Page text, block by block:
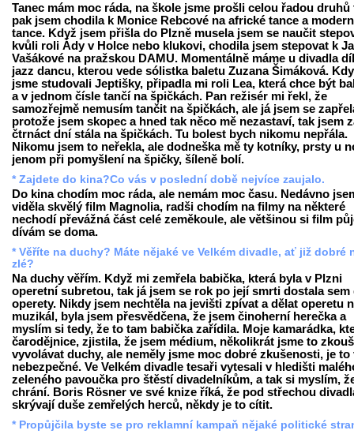
Tanec mám moc ráda, na škole jsme prošli celou řadou druhů
pak jsem chodila k Monice Rebcové na africké tance a
tance. Když jsem přišla do Plzně musela jsem se naučit
kvůli roli Ády v Holce nebo klukovi, chodila jsem stepovat k
Vašákové na pražskou DAMU. Momentálně máme u divadla
jazz dancu, kterou vede sólistka baletu Zuzana Šimáková.
jsme studovali Jeptišky, připadla mi roli Lea, která chce být
a v jednom čísle tančí na špičkách. Pan režisér mi řekl, že
samozřejmě nemusím tančit na špičkách, ale já jsem se
protože jsem skopec a hned tak něco mě nezastaví, tak jsem
čtrnáct dní stála na špičkách. Tu bolest bych nikomu nepřála.
Nikomu jsem to neřekla, ale dodneška mě ty kotníky, prsty u
jenom při pomyšlení na špičky, šíleně bolí.
* Zajdete do kina?Co vás v poslední době nejvíce zaujalo.
Do kina chodím moc ráda, ale nemám moc času. Nedávno
viděla skvělý film Magnolia, radši chodím na filmy na některé
nechodí převážná část celé zeměkoule, ale většinou si film
dívám se doma.
* Věříte na duchy? Máte nějaké ve Velkém divadle, ať již dobré
zlé?
Na duchy věřím. Když mi zemřela babička, která byla v Plzni
operetní subretou, tak já jsem se rok po její smrti dostala sem
operety. Nikdy jsem nechtěla na jevišti zpívat a dělat operetu
muzikál, byla jsem přesvědčena, že jsem činoherní herečka a
myslím si tedy, že to tam babička zařídila. Moje kamarádka,
čarodějnice, zjistila, že jsem médium, několikrát jsme to
vyvolávat duchy, ale neměly jsme moc dobré zkušenosti, je to
nebezpečné. Ve Velkém divadle tesaři vytesali v hledišti
zeleného pavoučka pro štěstí divadelníkům, a tak si myslím,
chrání. Boris Rösner ve své knize říká, že pod střechou
skrývají duše zemřelých herců, někdy je to cítit.
* Propůjčila byste se pro reklamní kampaň nějaké politické